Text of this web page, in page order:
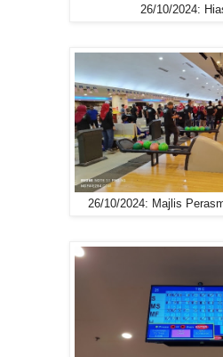
26/10/2024:
26/10/2024: Majlis